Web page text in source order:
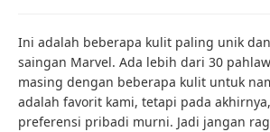
Ini adalah beberapa kulit paling unik
saingan Marvel. Ada lebih dari 30
masing dengan beberapa kulit untuk
adalah favorit kami, tetapi pada
preferensi pribadi murni. Jadi jangan